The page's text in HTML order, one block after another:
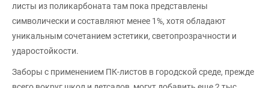
листы из поликарбоната там пока представлены
символически и составляют менее 1%, хотя обладают
уникальным сочетанием эстетики, светопрозрачности и
ударостойкости.
Заборы с применением ПК-листов в городской среде, прежде